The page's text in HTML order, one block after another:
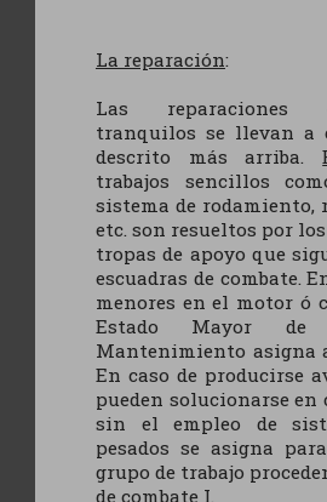
La reparación:
Las reparaciones
tranquilos se llevan a
descrito más arriba.
trabajos sencillos
sistema de rodamiento,
etc. son resueltos por
tropas de apoyo que
escuadras de combate.
menores en el motor ó
Estado Mayor de
Mantenimiento asigna
En caso de producirse
pueden solucionarse en
sin el empleo de
pesados se asigna
grupo de trabajo
de combate I.